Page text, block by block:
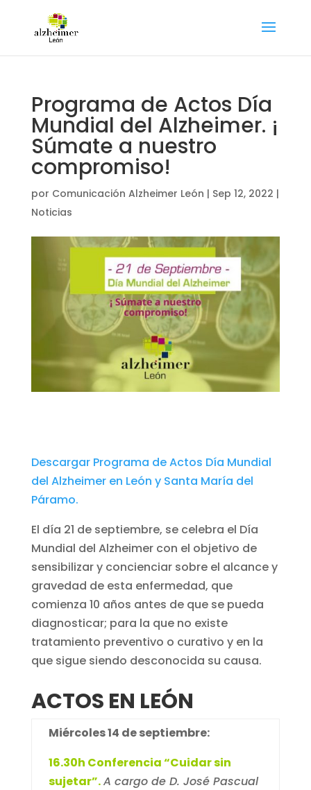
Programa de Actos Día
Mundial del Alzheimer. ¡
Súmate a nuestro
compromiso!
por Comunicación Alzheimer León | Sep 12, 2022 |
Noticias
Descargar Programa de Actos Día Mundial
del Alzheimer en León y Santa María del
Páramo.
El día 21 de septiembre, se celebra el Día
Mundial del Alzheimer con el objetivo de
sensibilizar y concienciar sobre el alcance y
gravedad de esta enfermedad, que
comienza 10 años antes de que se pueda
diagnosticar; para la que no existe
tratamiento preventivo o curativo y en la
que sigue siendo desconocida su causa.
ACTOS EN LEÓN
Miércoles 14 de septiembre:
16.30h Conferencia “Cuidar sin
sujetar”.A cargo de D. José Pascual